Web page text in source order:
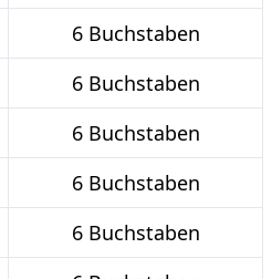
6 Buchstaben
6 Buchstaben
6 Buchstaben
6 Buchstaben
6 Buchstaben